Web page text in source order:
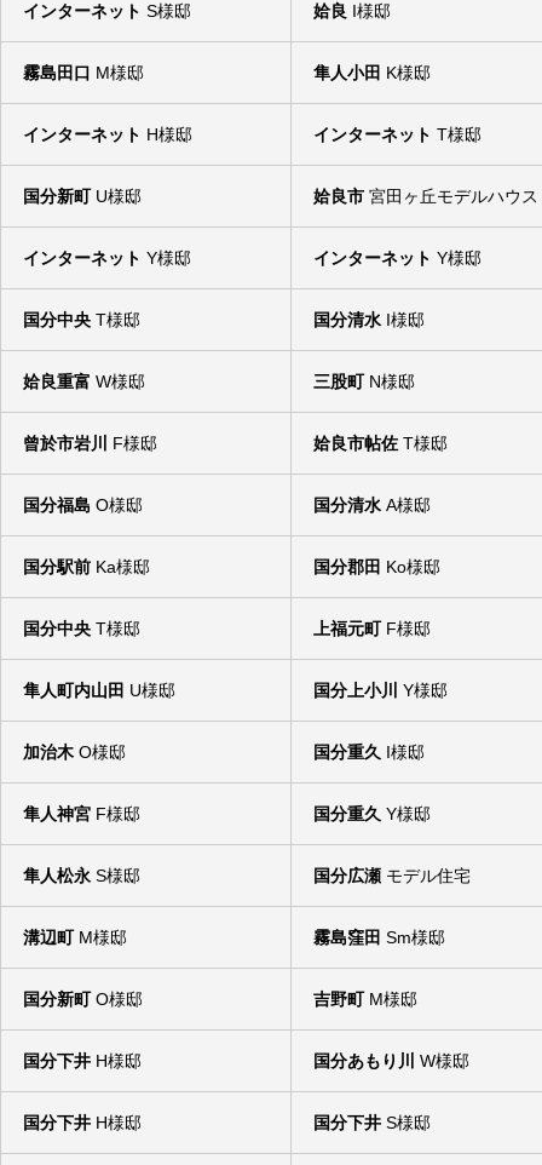
インターネット S様邸 姶良 I様邸
霧島田口 M様邸 隼人小田 K様邸
インターネット H様邸 インターネット T様邸
国分新町U様邸 姶良市 宮田ヶ丘モデルハウス
インターネット Y様邸 インターネット Y様邸
国分中央 T様邸 国分清水 I様邸
姶良重富 W様邸 三股町N様邸
曾於市岩川 F様邸 姶良市帖佐 T様邸
国分福島 O様邸 国分清水 A様邸
国分駅前 Ka様邸 国分郡田 Ko様邸
国分中央 T様邸 上福元町F様邸
隼人町内山田 U様邸 国分上小川 Y様邸
加治木 O様邸 国分重久 I様邸
隼人神宮 F様邸 国分重久 Y様邸
隼人松永 S様邸 国分広瀬 モデル住宅
溝辺町M様邸 霧島窪田 Sm様邸
国分新町O様邸 吉野町M様邸
国分下井 H様邸 国分あもり川 W様邸
国分下井 H様邸 国分下井 S様邸